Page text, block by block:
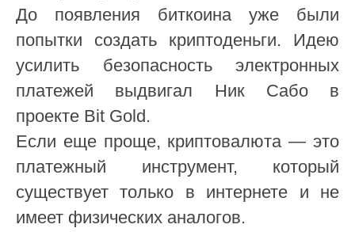
До появления биткоина уже были
попытки создать криптоденьги. Идею
усилить безопасность электронных
платежей выдвигал Ник Сабо в
проекте Bit Gold.
Если еще проще, криптовалюта — это
платежный инструмент, который
существует только в интернете и не
имеет физических аналогов.